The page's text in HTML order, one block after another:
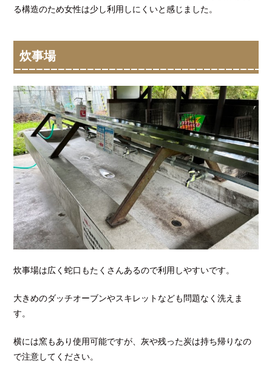
る構造のため女性は少し利用しにくいと感じました。
炊事場
炊事場は広く蛇口もたくさんあるので利用しやすいです。
大きめのダッチオーブンやスキレットなども問題なく洗えま
す。
横には窯もあり使用可能ですが、灰や残った炭は持ち帰りなの
で注意してください。